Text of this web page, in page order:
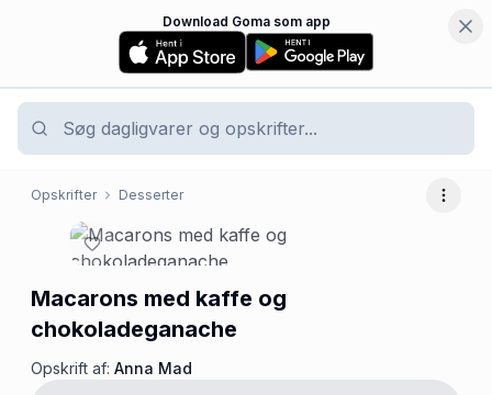
Download Goma som app
Opskrifter Desserter Flere
Macarons med kaffe og
chokoladeganache
Opskrift af: Anna Mad